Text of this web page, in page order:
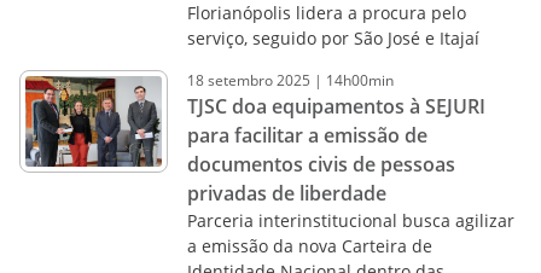
Florianópolis lidera a procura pelo
serviço, seguido por São José e Itajaí
18setembro2025 | 14h00min
TJSC doa equipamentos à SEJURI
para facilitar a emissão de
documentos civis de pessoas
privadas de liberdade
Parceria interinstitucional busca agilizar
a emissão da nova Carteira de